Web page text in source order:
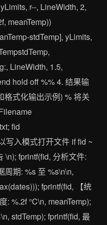
r--, LineWidth, 2,
meanTemp))
stdTemp], yLimits,
LineWidth, 1.5,
hold off %% 4. 结果输
格式化输出示例) % 将关
fid
写入模式打开文件 if fid ~
\n); fprintf(fid, 分析文件:
周期: %s 至 %s\n\n,
fprintf(fid, 【统
: %.2f °C\n, meanTemp);
stdTemp); fprintf(fid, 最